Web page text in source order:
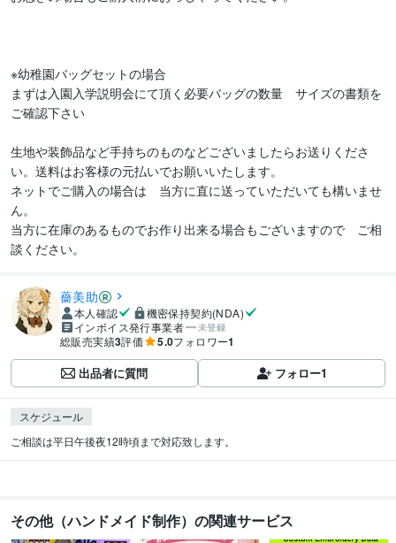
※幼稚園バッグセットの場合
まずは入園入学説明会にて頂く必要バッグの数量　サイズの書類を
ご確認下さい
生地や装飾品など手持ちのものなどございましたらお送りくださ
い。送料はお客様の元払いでお願いいたします。
ネットでご購入の場合は　当方に直に送っていただいても構いませ
ん。
当方に在庫のあるものでお作り出来る場合もございますので　ご相
薔美助
本人確認
機密保持契約(NDA)
インボイス発行事業者
未登録
総販売実績3評価 5.0フォロワー1
出品者に質問 フォロー1
スケジュール
ご相談は平日午後夜12時頃まで対応致します。
その他（ハンドメイド制作）の関連サービス